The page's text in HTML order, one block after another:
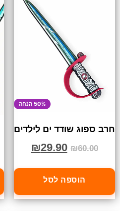
50% הנחה
חרב ספוג שודד ים לילדים
₪60.00
₪29.90
הוספה לסל